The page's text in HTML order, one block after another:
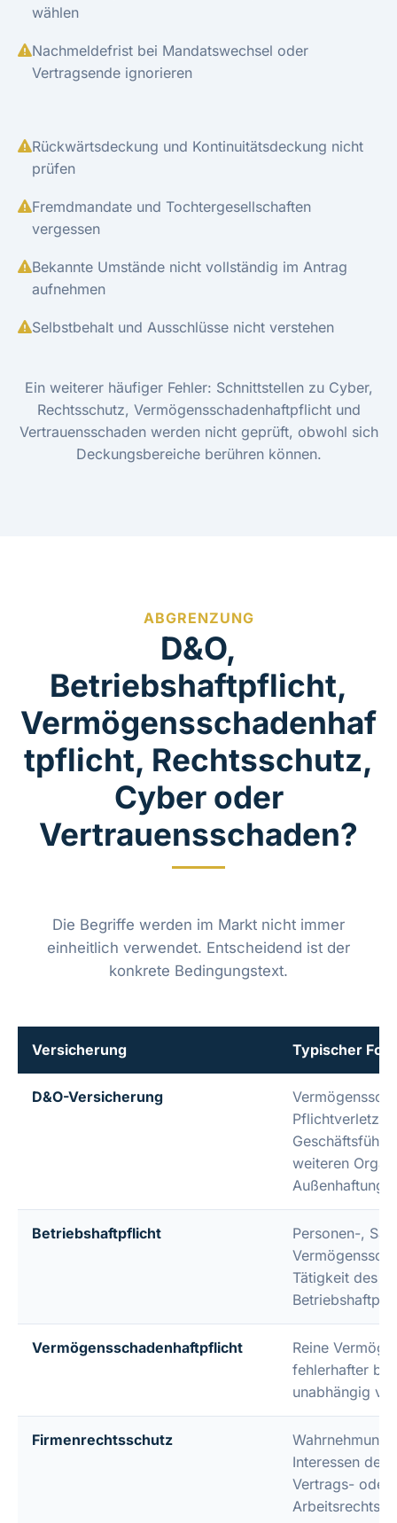
wählen
Nachmeldefrist bei Mandatswechsel oder
Vertragsende ignorieren
Rückwärtsdeckung und Kontinuitätsdeckung nicht
prüfen
Fremdmandate und Tochtergesellschaften
vergessen
Bekannte Umstände nicht vollständig im Antrag
aufnehmen
Selbstbehalt und Ausschlüsse nicht verstehen
Ein weiterer häufiger Fehler: Schnittstellen zu Cyber,
Rechtsschutz, Vermögensschadenhaftpflicht und
Vertrauensschaden werden nicht geprüft, obwohl sich
Deckungsbereiche berühren können.
ABGRENZUNG
D&O,
Betriebshaftpflicht,
Vermögensschadenhaf
tpflicht, Rechtsschutz,
Cyber oder
Vertrauensschaden?
Die Begriffe werden im Markt nicht immer
einheitlich verwendet. Entscheidend ist der
konkrete Bedingungstext.
Versicherung Typischer
D&O-Versicherung
weiteren
Außenhaftung).
Betriebshaftpflicht
Personen-,
Tätigkeit des
Vermögensschadenhaftpflicht
Reine
fehlerhafter
unabhängig
Firmenrechtsschutz
Wahrnehmung
Interessen des
Vertrags- oder